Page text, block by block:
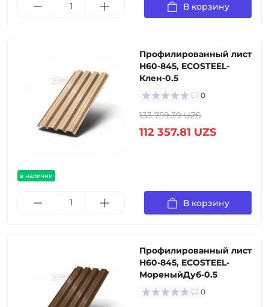
В корзину
в наличии
Профилированный лист
Н60-845, ECOSTEEL-
Клен-0.5
0
133 759.39 UZS
112 357.81 UZS
В корзину
Профилированный лист
Н60-845, ECOSTEEL-
МореныйДуб-0.5
0